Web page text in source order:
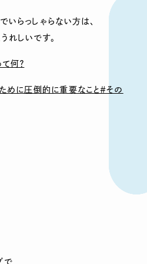
いらっしゃらない方は、
れしいです。
何？
めに圧倒的に重要なこと＃その
で